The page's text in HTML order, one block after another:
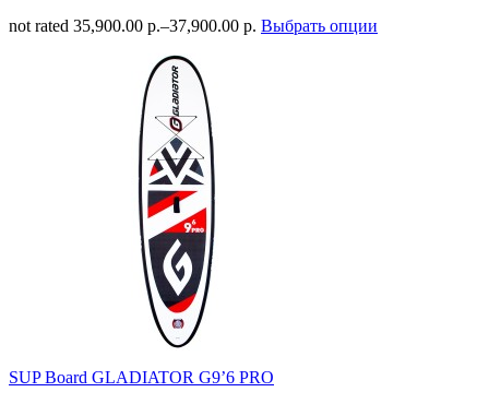
not rated 35,900.00 р.–37,900.00 р. Выбрать опции
SUP Board GLADIATOR G9’6 PRO